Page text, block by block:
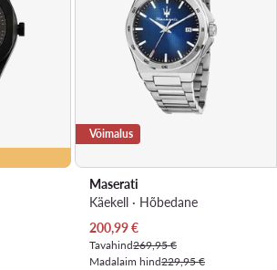
Võimalus
Maserati
Käekell · Hõbedane
Praegune hind
200,99€
Tavahind269,95 €
Madalaim hind229,95 €